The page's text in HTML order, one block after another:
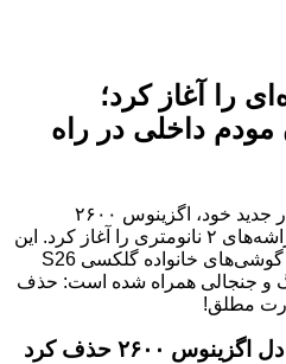
را آغاز کرد؛
۲۶۰۰ بدون مودم داخلی در راه
سامسونگ با رونمایی از پرچمدار جدید خود، اگزینوس ۲۶۰۰
(Exynos 2600)، رسماً عصر تراشه‌های ۲ نانومتری را آغاز کرد. این
تراشه که قرار است قلب تپنده گوشی‌های خانواده گلکسی S26
و جنجالی همراه شده است: حذف
مطلق!
۲۶۰۰ حذف کرد